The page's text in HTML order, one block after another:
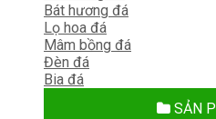
Bát hương đá
Lọ hoa đá
Mâm bồng đá
Đèn đá
Bia đá
SẢN